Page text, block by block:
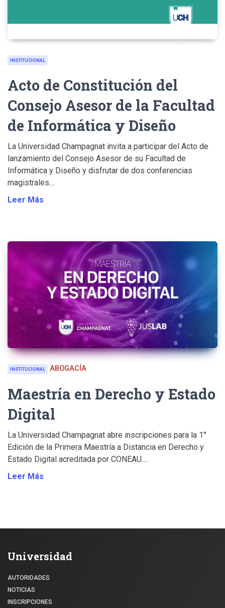
INSTITUCIONAL
Acto de Constitución del
Consejo Asesor de la Facultad
de Informática y Diseño
La Universidad Champagnat invita a participar del Acto de
lanzamiento del Consejo Asesor de su Facultad de
Informática y Diseño y disfrutar de dos conferencias
magistrales....
Leer Más
INSTITUCIONAL ABOGACÍA
Maestría en Derecho y Estado
Digital
La Universidad Champagnat abre inscripciones para la 1°
Edición de la Primera Maestría a Distancia en Derecho y
Estado Digital acreditada por CONEAU....
Leer Más
Universidad
AUTORIDADES
NOTICIAS
INSCRIPCIONES